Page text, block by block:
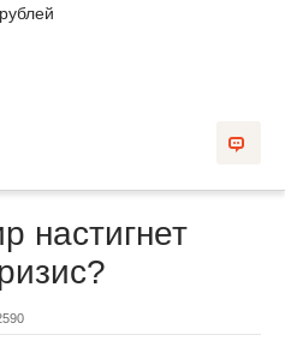
настигнет